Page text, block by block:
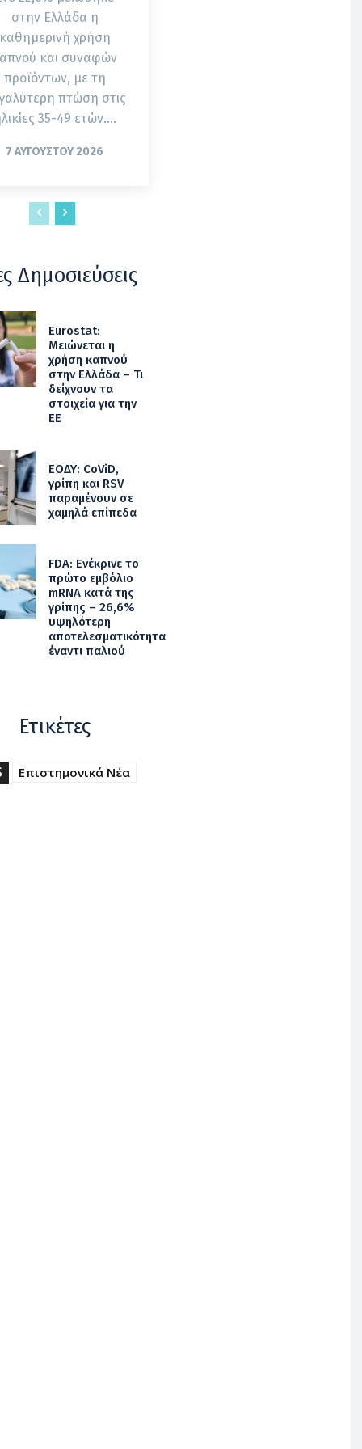
στην Ελλάδα η
χρήση
και συναφών
προϊόντων, με τη
πτώση στις
35-49 ετών....
7 ΑΥΓΟΎΣΤΟΥ 2026
Δημοσιεύσεις
Eurostat:
Μειώνεται η
χρήση καπνού
στην Ελλάδα – Τι
δείχνουν τα
στοιχεία για την
ΕΕ
ΕΟΔΥ: CoViD,
γρίπη και RSV
παραμένουν σε
χαμηλά επίπεδα
FDA: Ενέκρινε το
πρώτο εμβόλιο
mRNA κατά της
γρίπης – 26,6%
υψηλότερη
αποτελεσματικότητα
έναντι παλιού
Ετικέτες
Επιστημονικά Νέα